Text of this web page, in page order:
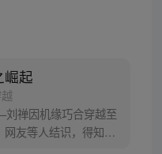
崛起
禅因机缘巧合穿越至
友等人结识，得知了